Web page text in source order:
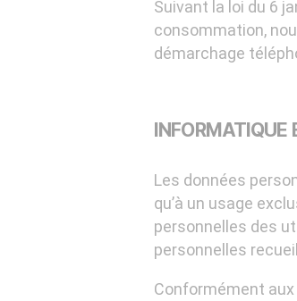
Suivant la loi du 6
consommation,
démarchage
INFORMATIQUE
Les données
qu’à un usage
personnelles des
personnelles
Conformément aux